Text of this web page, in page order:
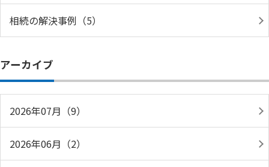
相続の解決事例（5）
アーカイブ
2026年07月（9）
2026年06月（2）